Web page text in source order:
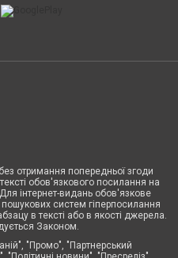
отримання попередньої згоди
обов'язкового посилання на
інтернет-видань обов'язкове
систем гіперпосилання
в тексті або в якості джерела.
Законом.
"Промо", "Партнерський